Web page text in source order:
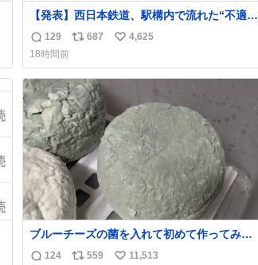
【発表】西日本鉄道、駅構内で流れた“不適切
音声”に声明「被害届も検討」
news.livedoor.com/article/detail… 4日に西
鉄福岡（天神）駅および薬院駅で発生した駅
構内放送事案について声明を公表した。「第
三者によって駅構内放送設備に外部から不正
に音声が流された可能性も含めて確認を実
施」と説明した。
返
信
数
129
リ
ス
ト
数
687
い
ね
数
4,625
18時間前
ブルーチーズの菌を入れて初めて作ってみた
チーズなんだけど 本能でちょっとヤバいと思
124 559
11,513